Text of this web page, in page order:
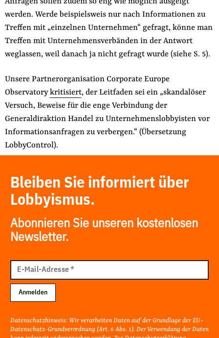
werden. Werde beispielsweis nur nach Informationen zu
Treffen mit „einzelnen Unternehmen“ gefragt, könne man
Treffen mit Unternehmensverbänden in der Antwort
weglassen, weil danach ja nicht gefragt wurde (siehe S. 5).
Unsere Partnerorganisation Corporate Europe
Observatorykritisiert, der Leitfaden sei ein „skandalöser
Versuch, Beweise für die enge Verbindung der
Generaldiraktion Handel zu Unternehmenslobbyisten vor
Informationsanfragen zu verbergen.“ (Übersetzung
LobbyControl).
Bleiben Sie informiert über
Lobbyismus.
Abonnieren Sie unseren kostenlosen
Newsletter.
Mail
Adresse
E-Mail-Adresse*
Anmelden
Datenschutzhinweis: Wir verarbeiten Daten auf der Grundlage der EU-
Datenschutz-Grundverordnung (Art. 6 Abs. 1). Der Verwendung der Daten